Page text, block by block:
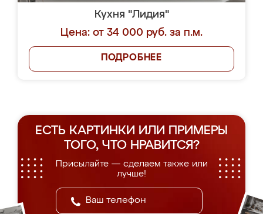
Кухня "Лидия"
Цена: от 34 000 руб. за п.м.
ПОДРОБНЕЕ
ЕСТЬ КАРТИНКИ ИЛИ ПРИМЕРЫ
ТОГО, ЧТО НРАВИТСЯ?
Присылайте — сделаем также или
лучше!